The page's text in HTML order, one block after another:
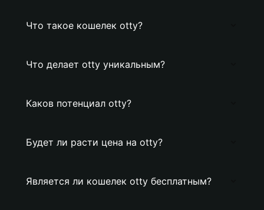
Что такое кошелек otty?
Что делает otty уникальным?
Каков потенциал otty?
Будет ли расти цена на otty?
Является ли кошелек otty бесплатным?